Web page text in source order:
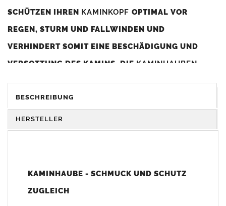
SCHÜTZEN IHREN KAMINKOPF OPTIMAL VOR
REGEN, STURM UND FALLWINDEN UND
VERHINDERT SOMIT EINE BESCHÄDIGUNG UND
VERSOTTUNG DES KAMINS. DIE KAMINHAUBEN
DIENEN GLEICHZEITIG ALS GESTALTERISCHES
ELEMENT ZUR VERSCHÖNERUNG DES BAUWERKS.
Unsere Maßangaben beziehen sich immer auf das
BESCHREIBUNG
HERSTELLER
KAMINHAUBE - SCHMUCK UND SCHUTZ
ZUGLEICH